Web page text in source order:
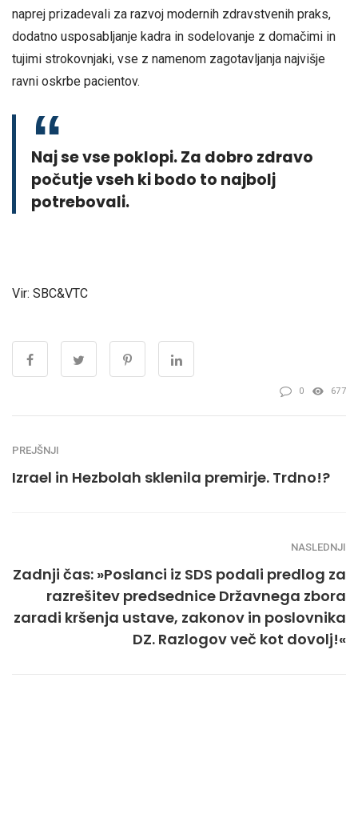
naprej prizadevali za razvoj modernih zdravstvenih praks,
dodatno usposabljanje kadra in sodelovanje z domačimi in
tujimi strokovnjaki, vse z namenom zagotavljanja najvišje
ravni oskrbe pacientov.
Naj se vse poklopi. Za dobro zdravo
počutje vseh ki bodo to najbolj
potrebovali.
Vir: SBC&VTC
0 677
PREJŠNJI
Izrael in Hezbolah sklenila premirje. Trdno!?
NASLEDNJI
Zadnji čas: »Poslanci iz SDS podali predlog za
razrešitev predsednice Državnega zbora
zaradi kršenja ustave, zakonov in poslovnika
DZ. Razlogov več kot dovolj!«